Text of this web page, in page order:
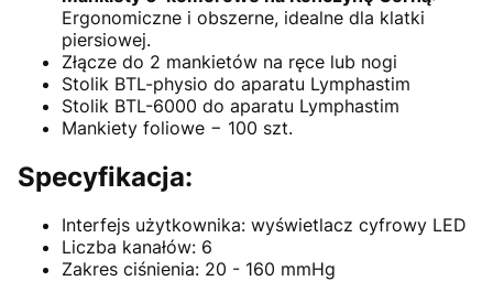
Ergonomiczne i obszerne, idealne dla klatki
piersiowej.
Złącze do 2 mankietów na ręce lub nogi
Stolik BTL-physio do aparatu Lymphastim
Stolik BTL-6000 do aparatu Lymphastim
Mankiety foliowe − 100 szt.
Specyfikacja:
Interfejs użytkownika: wyświetlacz cyfrowy LED
Liczba kanałów: 6
Zakres ciśnienia: 20 - 160 mmHg